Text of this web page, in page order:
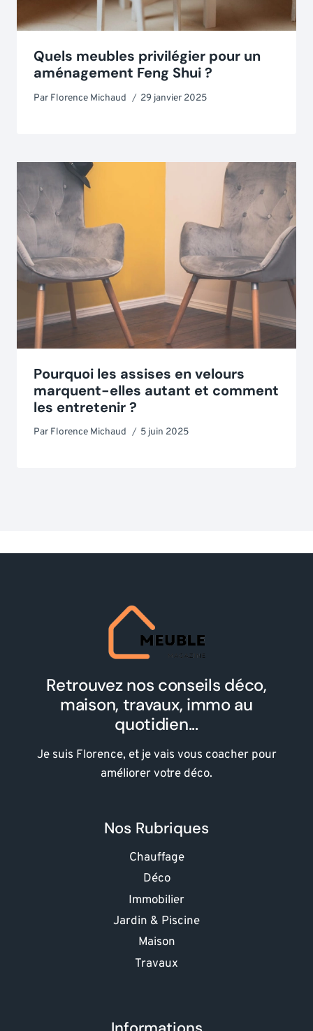
Quels meubles privilégier pour un
aménagement Feng Shui ?
Par Florence Michaud 29 janvier 2025
Pourquoi les assises en velours
marquent-elles autant et comment
les entretenir ?
Par Florence Michaud 5 juin 2025
Retrouvez nos conseils déco,
maison, travaux, immo au
quotidien...
Je suis Florence, et je vais vous coacher pour
améliorer votre déco.
Nos Rubriques
Chauffage
Déco
Immobilier
Jardin & Piscine
Maison
Travaux